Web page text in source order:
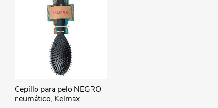
Cepillo para pelo NEGRO
neumático, Kelmax